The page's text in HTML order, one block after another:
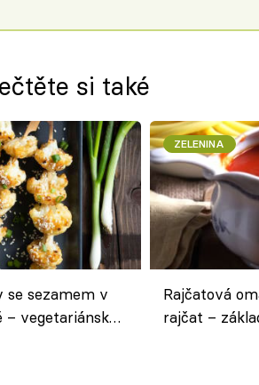
si také
se sezamem v
– vegetariánská
ZELENINA
Rajčatová
rajčat –